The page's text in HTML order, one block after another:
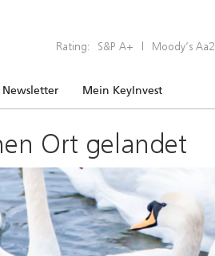
Rating: S&P A+ | Moody’s Aa2
Newsletter Mein KeyInvest
Ort gelandet